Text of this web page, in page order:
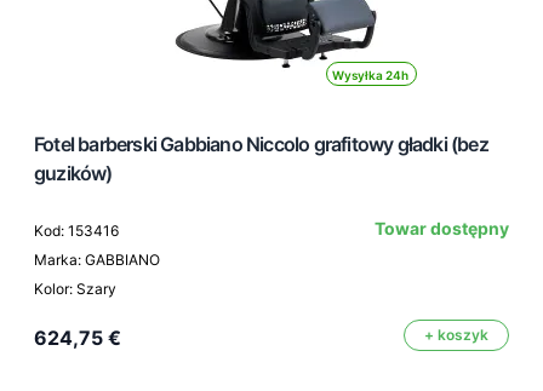
Wysyłka 24h
Fotel barberski Gabbiano Niccolo grafitowy gładki (bez
guzików)
Kod: 153416
Marka: GABBIANO
Kolor: Szary
Towar dostępny
624,75 € + koszyk